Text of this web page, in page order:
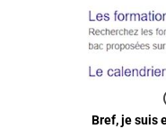
Bref, je suis